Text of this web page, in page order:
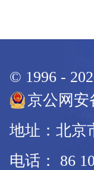
© 1996 -
京公网安
地址：北京
电话： 86